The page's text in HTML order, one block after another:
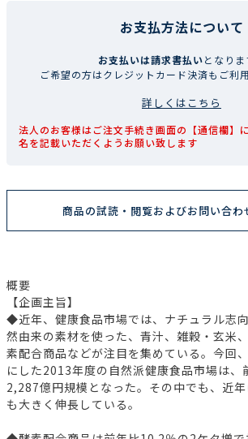
お支払方法について
お支払いは請求書払いとなりま
ご希望の方はクレジットカード決済もご利
詳しくはこちら
法人のお客様はご注文手続き画面の【通信欄】
名を記載いただくようお願い致します
商品の試読・閲覧およびお問い合わ
概要
【企画主旨】
◆近年、健康食品市場では、ナチュラル志
然由来の素材を使った、青汁、雑穀・玄米
素配合商品などが注目を集めている。今回
にした2013年度の自然派健康食品市場は、
2,287億円規模となった。その中でも、近
も大きく伸長している。